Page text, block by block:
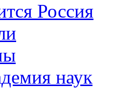
Россия
наук